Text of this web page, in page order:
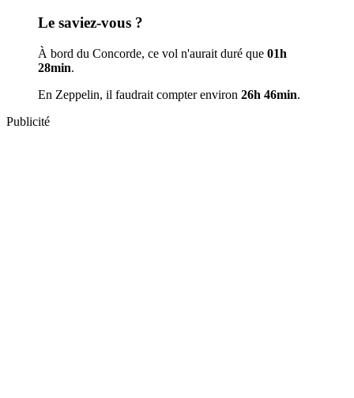
Le saviez-vous ?
À bord du Concorde, ce vol n'aurait duré que 01h
28min.
En Zeppelin, il faudrait compter environ 26h 46min.
Publicité